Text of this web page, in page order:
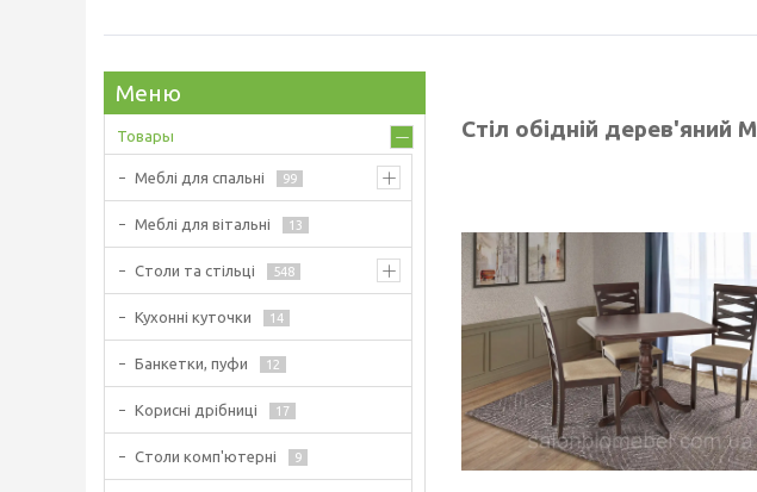
Стіл обідній дерев'яний
Товары
Меблі для спальні 99
Меблі для вітальні 13
Столи та стільці 548
Кухонні куточки 14
Банкетки, пуфи 12
Корисні дрібниці 17
Столи комп'ютерні 9